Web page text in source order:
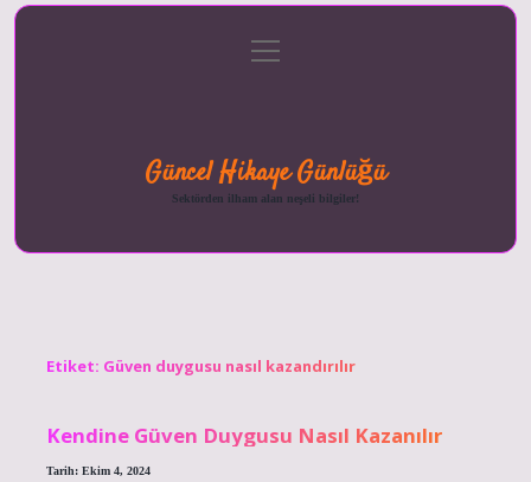
menüyü
aç
Güncel Hikaye Günlüğü
Sektörden ilham alan neşeli bilgiler!
Etiket: Güven duygusu nasıl kazandırılır
Kendine Güven Duygusu Nasıl Kazanılır
Tarih: Ekim 4, 2024